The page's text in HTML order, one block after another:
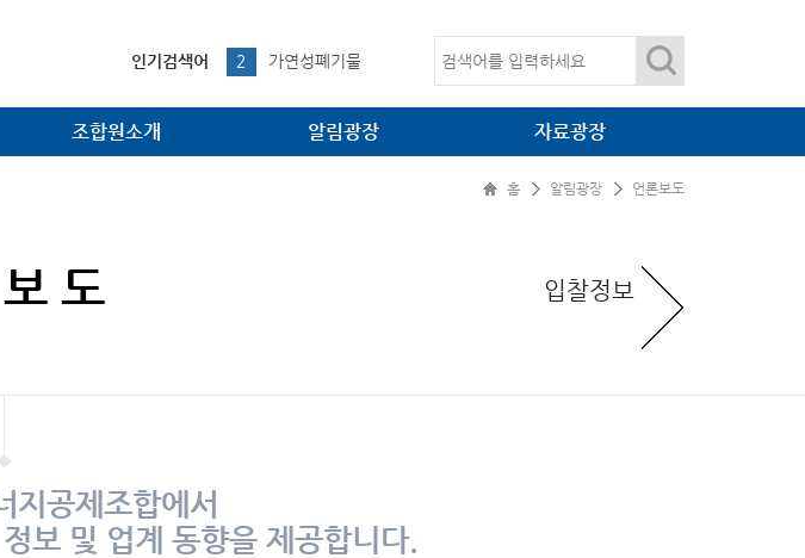
인기검색어
2
가연성폐기물
산업폐기물
5
온실가스
조합원소개
주요공정
알림광장 자료광장
소각·매립 관련 간행물
홈 알림광장 언론보도
도 입찰정보
지공제조합에서
보 및 업계 동향을 제공합니다.